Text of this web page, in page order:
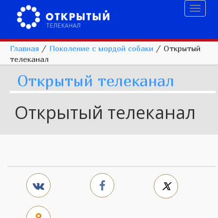
Главная / Поколение с мордой собаки / Открытый
телеканал
Открытый телеканал
Открытый телеканал